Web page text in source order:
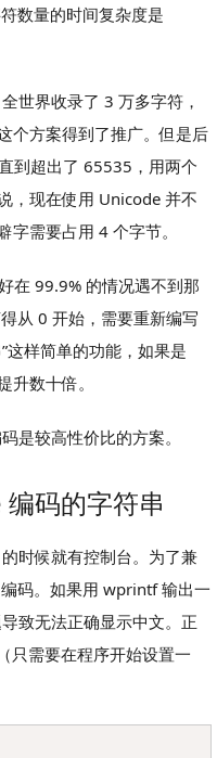
数量的时间复杂度是
世界收录了 3 万多字符，
个方案得到了推广。但是后
到超出了 65535，用两个
，现在使用 Unicode 并不
需要占用 4 个字节。
在 99.9% 的情况遇不到那
从 0 开始，需要重新编写
这样简单的功能，如果是
升数十倍。
是较高性价比的方案。
码的字符串
时候就有控制台。为了兼
码。如果用 wprintf 输出一
致无法正确显示中文。正
只需要在程序开始设置一